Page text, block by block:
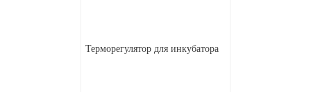
Терморегулятор для инкубатора